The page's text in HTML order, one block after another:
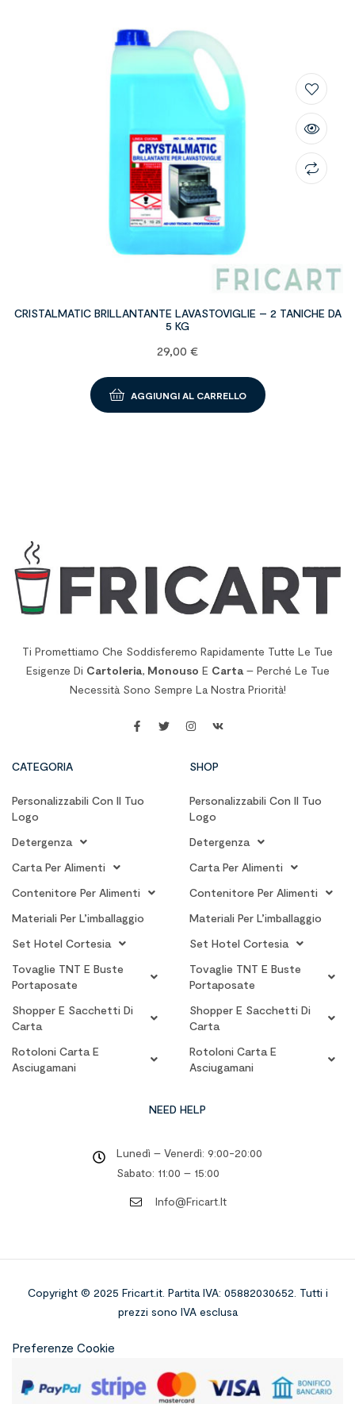
CRISTALMATIC BRILLANTANTE LAVASTOVIGLIE – 2 TANICHE DA
5 KG
29,00 €
AGGIUNGI AL CARRELLO
Ti Promettiamo Che Soddisferemo Rapidamente Tutte Le Tue
Esigenze Di Cartoleria, Monouso E Carta– Perché Le Tue
Necessità Sono Sempre La Nostra Priorità!
CATEGORIA
Personalizzabili Con Il Tuo
Logo
Detergenza
Carta Per Alimenti
Contenitore Per Alimenti
Materiali Per L’imballaggio
Set Hotel Cortesia
Tovaglie TNT E Buste
Portaposate
Shopper E Sacchetti Di
Carta
Rotoloni Carta E
Asciugamani
SHOP
Personalizzabili Con Il Tuo
Logo
Detergenza
Carta Per Alimenti
Contenitore Per Alimenti
Materiali Per L’imballaggio
Set Hotel Cortesia
Tovaglie TNT E Buste
Portaposate
Shopper E Sacchetti Di
Carta
Rotoloni Carta E
Asciugamani
NEED HELP
Lunedì – Venerdì: 9:00-20:00
Sabato: 11:00 – 15:00
Info@fricart.it
Copyright © 2025 Fricart.it. Partita IVA: 05882030652. Tutti i
prezzi sono IVA esclusa
Preferenze Cookie